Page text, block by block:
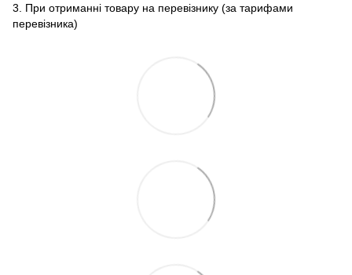
3. При отриманні товару на перевізнику (за тарифами
перевізника)